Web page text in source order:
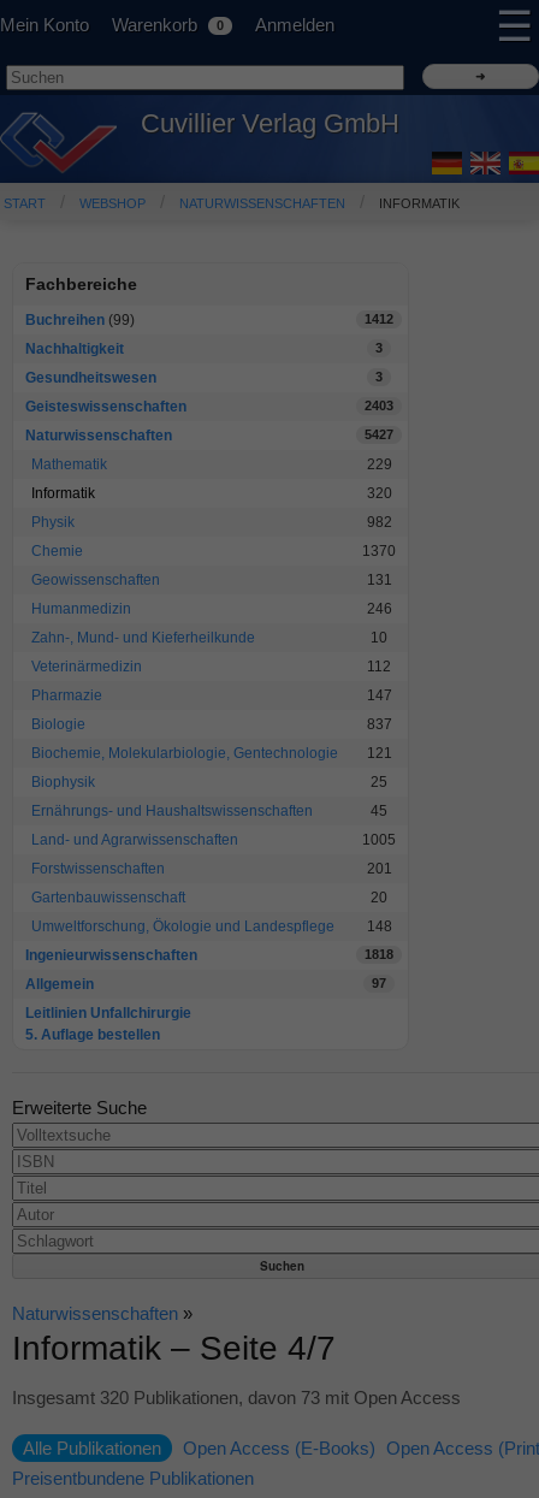
Mein Konto Warenkorb 0 Anmelden ☰
Cuvillier Verlag GmbH
START WEBSHOP NATURWISSENSCHAFTEN INFORMATIK
Fachbereiche
Buchreihen (99) 1412
Nachhaltigkeit 3
Gesundheitswesen 3
Geisteswissenschaften 2403
Naturwissenschaften 5427
Mathematik
229
Informatik
320
Physik
982
Chemie
1370
Geowissenschaften
131
Humanmedizin
246
Zahn-, Mund- und Kieferheilkunde
10
Veterinärmedizin
112
Pharmazie
147
Biologie
837
Biochemie, Molekularbiologie, Gentechnologie
121
Biophysik
25
Ernährungs- und Haushaltswissenschaften
45
Land- und Agrarwissenschaften
1005
Forstwissenschaften
201
Gartenbauwissenschaft
20
Umweltforschung, Ökologie und Landespflege
148
Ingenieurwissenschaften
1818
Allgemein 97
Leitlinien Unfallchirurgie
5. Auflage bestellen
Erweiterte Suche
Naturwissenschaften »
Informatik – Seite 4/7
Insgesamt 320 Publikationen, davon 73 mit Open Access
Alle Publikationen Open Access (E-Books)
Open Access
Preisentbundene Publikationen